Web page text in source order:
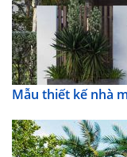
Mẫu thiết kế nhà